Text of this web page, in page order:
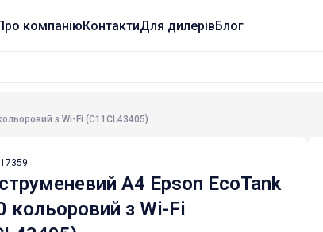
компаніюКонтактиДля дилерівБлог
з Wi-Fi (C11CL43405)
A4 Epson EcoTank
кольоровий з Wi-Fi